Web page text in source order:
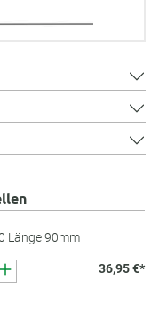
Länge 90mm
36,95 €*